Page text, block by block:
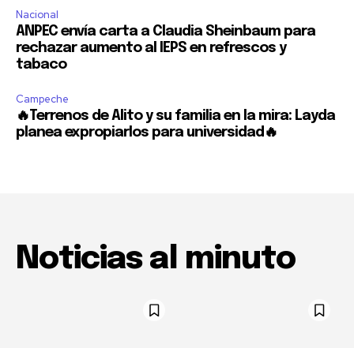
Nacional
ANPEC envía carta a Claudia Sheinbaum para
rechazar aumento al IEPS en refrescos y
tabaco
Campeche
🔥Terrenos de Alito y su familia en la mira: Layda
planea expropiarlos para universidad🔥
Noticias al minuto